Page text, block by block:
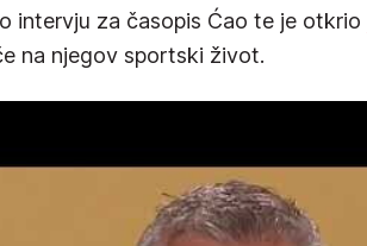
intervju za časopis Ćao te je otkrio
na njegov sportski život.